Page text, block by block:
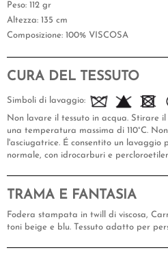
Peso: 112 gr
Altezza: 135 cm
Composizione: 100% VISCOSA
CURA DEL TESSUTO
Simboli di lavaggio:
Non lavare il tessuto in acqua. Stirare
una temperatura massima di 110°C.
l'asciugatrice. É consentito un lavaggio
normale, con idrocarburi e
TRAMA E FANTASIA
Fodera stampata in twill di viscosa,
toni beige e blu. Tessuto adatto per